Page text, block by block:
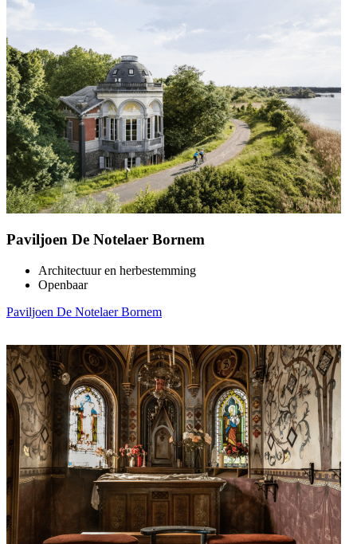
Paviljoen De Notelaer Bornem
Architectuur en herbestemming
Openbaar
Paviljoen De Notelaer Bornem